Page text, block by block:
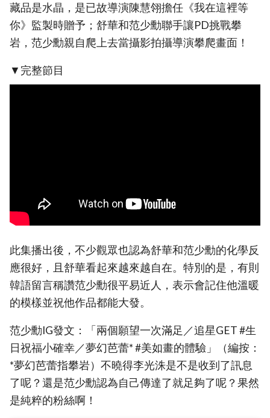
藏品是水晶，是已故導演陳慧翎擔任《我在這裡等
你》監製時贈予；舒華和范少勳聯手讓PD挑戰攀
岩，范少勳親自爬上去當攝影拍攝導演攀爬畫面！
▼完整節目
此集播出後，不少觀眾也認為舒華和范少勳的化學反
應很好，且舒華看起來越來越自在。特別的是，有則
韓語留言稱讚范少勳很平易近人，表示會記住他溫暖
的模樣並祝他作品都能大發。
范少勳IG發文：「兩個願望一次滿足／追星GET #生
日祝福小確幸／夢幻芭蕾* #美如畫的體驗」（編按：
*夢幻芭蕾指攀岩）不曉得李光洙是不是收到了訊息
了呢？還是范少勳認為自己傳達了就足夠了呢？果然
是純粹的粉絲啊！